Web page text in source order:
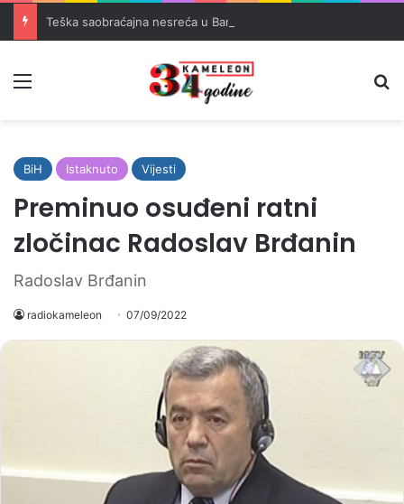
BiH Istaknuto Vijesti
Preminuo osuđeni ratni
zločinac Radoslav Brđanin
Radoslav Brđanin
radiokameleon 07/09/2022